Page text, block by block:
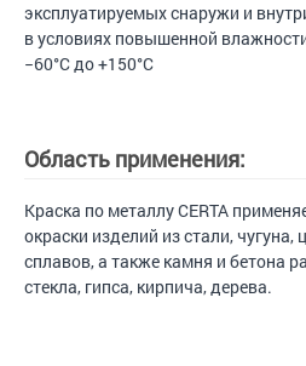
эксплуатируемых снаружи и
в условиях повышенной
−60°С до +150°С
Область применения:
Краска по металлу CERTA
окраски изделий из стали,
сплавов, а также камня и бетона
стекла, гипса, кирпича, дерева.